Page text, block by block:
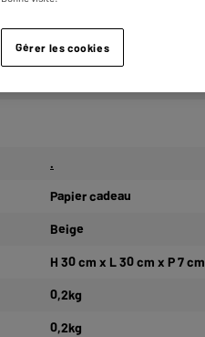
.
Papier cadeau
Beige
H 30 cm x L 30 cm x P 7 cm
0,2kg
0,2kg
Gérer les cookies